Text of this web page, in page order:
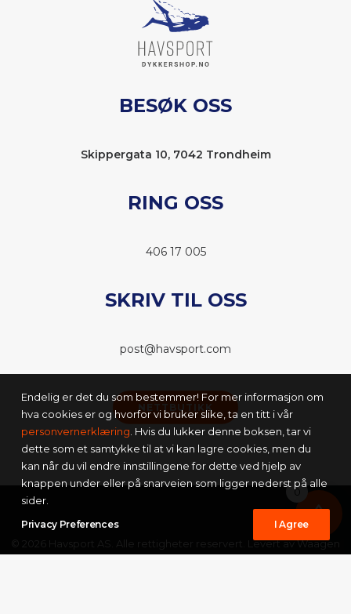
BESØK OSS
Skippergata 10, 7042 Trondheim
RING OSS
406 17 005
SKRIV TIL OSS
post@havsport.com
NETTBUTIKK
© 2026 Havsport AS. Alle rettigheter reservert. Levert avWaagen
Endelig er det du som bestemmer! For mer informasjon om
hva cookies er og hvorfor vi bruker slike, ta en titt i vår
personvernerklæring . Hvis du lukker denne boksen, tar vi
dette som et samtykke til at vi kan lagre cookies, men du
kan når du vil endre innstillingene for dette ved hjelp av
knappen under eller på snarveien som ligger nederst på alle
sider.
Privacy Preferences I Agree
0